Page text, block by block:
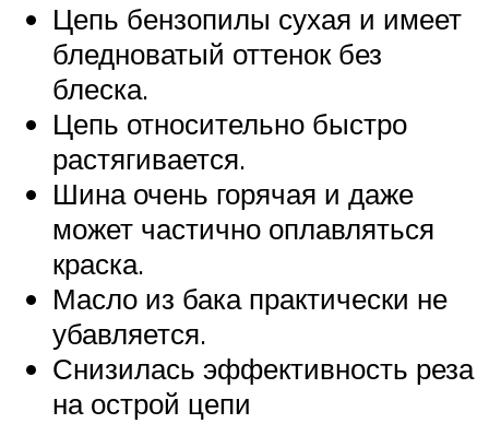
Цепь бензопилы сухая и имеет
бледноватый оттенок без
блеска.
Цепь относительно быстро
растягивается.
Шина очень горячая и даже
может частично оплавляться
краска.
Масло из бака практически не
убавляется.
Снизилась эффективность реза
на острой цепи